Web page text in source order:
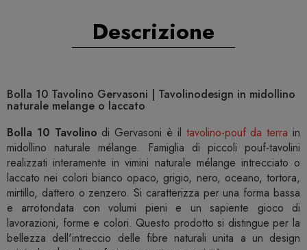
Descrizione
Bolla 10 Tavolino Gervasoni | Tavolinodesign in midollino
naturale melange o laccato
Bolla 10 Tavolino di Gervasoni è il tavolino-pouf da terra in
midollino naturale mélange. Famiglia di piccoli pouf-tavolini
realizzati interamente in vimini naturale mélange intrecciato o
laccato nei colori bianco opaco, grigio, nero, oceano, tortora,
mirtillo, dattero o zenzero. Si caratterizza per una forma bassa
e arrotondata con volumi pieni e un sapiente gioco di
lavorazioni, forme e colori. Questo prodotto si distingue per la
bellezza dell'intreccio delle fibre naturali unita a un design